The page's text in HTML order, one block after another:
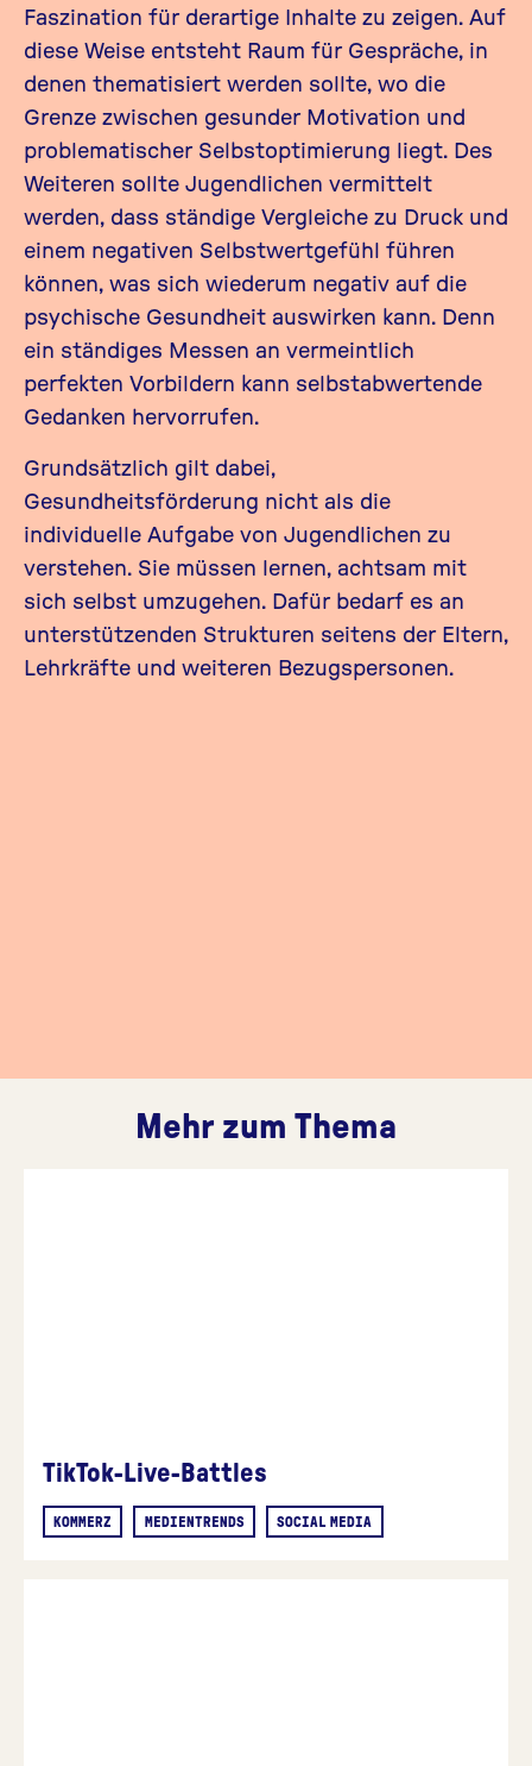
Faszination für derartige Inhalte zu zeigen. Auf
diese Weise entsteht Raum für Gespräche, in
denen thematisiert werden sollte, wo die
Grenze zwischen gesunder Motivation und
problematischer Selbstoptimierung liegt. Des
Weiteren sollte Jugendlichen vermittelt
werden, dass ständige Vergleiche zu Druck und
einem negativen Selbstwertgefühl führen
können, was sich wiederum negativ auf die
psychische Gesundheit auswirken kann. Denn
ein ständiges Messen an vermeintlich
perfekten Vorbildern kann selbstabwertende
Gedanken hervorrufen.
Grundsätzlich gilt dabei,
Gesundheitsförderung nicht als die
individuelle Aufgabe von Jugendlichen zu
verstehen. Sie müssen lernen, achtsam mit
sich selbst umzugehen. Dafür bedarf es an
unterstützenden Strukturen seitens der Eltern,
Lehrkräfte und weiteren Bezugspersonen.
Mehr zum Thema
TikTok-Live-Battles
KOMMERZ MEDIENTRENDS SOCIAL MEDIA